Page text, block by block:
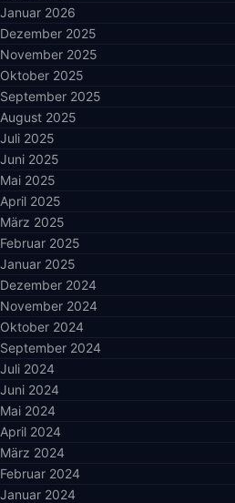
Januar 2026
Dezember 2025
November 2025
Oktober 2025
September 2025
August 2025
Juli 2025
Juni 2025
Mai 2025
April 2025
März 2025
Februar 2025
Januar 2025
Dezember 2024
November 2024
Oktober 2024
September 2024
Juli 2024
Juni 2024
Mai 2024
April 2024
März 2024
Februar 2024
Januar 2024